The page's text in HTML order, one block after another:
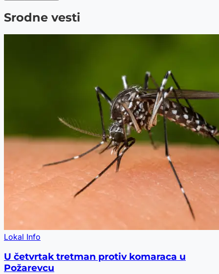
Srodne vesti
Lokal Info
U četvrtak tretman protiv komaraca u
Požarevcu